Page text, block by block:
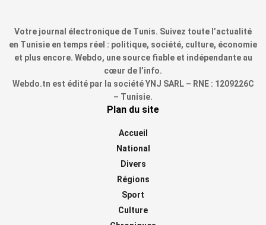
Votre journal électronique de Tunis. Suivez toute l’actualité
en Tunisie en temps réel : politique, société, culture, économie
et plus encore. Webdo, une source fiable et indépendante au
cœur de l’info.
Webdo.tn est édité par la société YNJ SARL – RNE : 1209226C
– Tunisie.
Plan du site
Accueil
National
Divers
Régions
Sport
Culture